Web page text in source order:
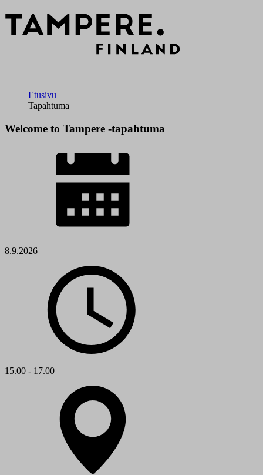
Etusivu
Tapahtuma
Welcome to Tampere -tapahtuma
8.9.2026
15.00 - 17.00